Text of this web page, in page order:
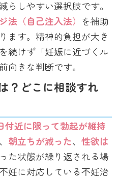
らしやすい選択肢です。
法（自己注入法） を補助
ます。精神的負担が大き
続けず「妊娠に近づくル
向きな判断です。
？どこに相談すれ
付近に限って勃起が維持
、 朝立ちが減った、性欲は
た状態が繰り返される場
妊に対応している不妊治